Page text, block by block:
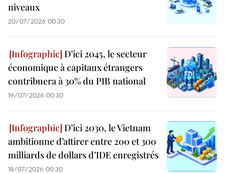
niveaux
20/07/2026 00:30
D’ici 2045, le secteur
économique à capitaux étrangers
contribuera à 30% du PIB national
19/07/2026 00:30
D’ici 2030, le Vietnam
ambitionne d’attirer entre 200 et 300
milliards de dollars d’IDE enregistrés
18/07/2026 00:30